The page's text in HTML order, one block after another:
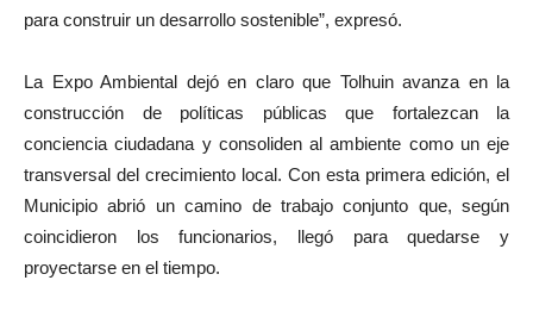
para construir un desarrollo sostenible”, expresó.
La Expo Ambiental dejó en claro que Tolhuin avanza en la
construcción de políticas públicas que fortalezcan la
conciencia ciudadana y consoliden al ambiente como un eje
transversal del crecimiento local. Con esta primera edición, el
Municipio abrió un camino de trabajo conjunto que, según
coincidieron los funcionarios, llegó para quedarse y
proyectarse en el tiempo.